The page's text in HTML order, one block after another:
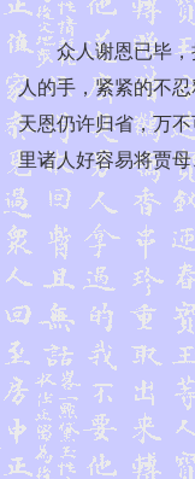
众人谢恩已毕，执
人的手，紧紧的不
天恩仍许归省，万
里诸人好容易将贾